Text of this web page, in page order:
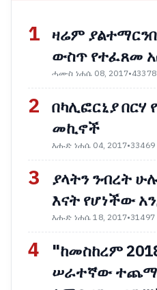
1 ዛሬም
ውስጥ የተፈጸመ
ሓሙስ ነሐሴ 08, 2017•
2 በካሊፎርኒያ በርሃ
መኪኖች
እሑድ ነሐሴ 04, 2017•
3
ያላትን ንብረት
እናት የሆነችው
እሑድ ነሐሴ 18, 2017•
4
"ከመስከረም
ሠራተኛው